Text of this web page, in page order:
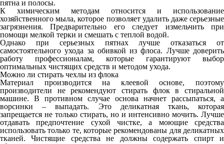
пятна и полосы.
К химическим методам относится и использование
хозяйственного мыла, которое позволяет удалить даже серьезные
загрязнения. Предварительно его следует измельчить при
помощи мелкой терки и смешать с теплой водой.
Однако при серьезных пятнах лучше отказаться от
самостоятельного ухода за обивкой из флоса. Лучше доверить
работу профессионалам, которые гарантируют выбор
оптимальных чистящих средств и методом ухода.
Можно ли стирать чехлы из флока
Материал производится на клеевой основе, поэтому
производители не рекомендуют стирать флок в стиральной
машине. В противном случае основа начнет рассыпаться, а
ворсинки – выпадать. Это деликатная ткань, которая
запрещается не только стирать, но и интенсивно мочить. Лучше
отдавать предпочтение сухой чистке, а моющие средства
использовать только те, которые рекомендованы для деликатных
тканей. Чистящие средства не должны содержать спирт и